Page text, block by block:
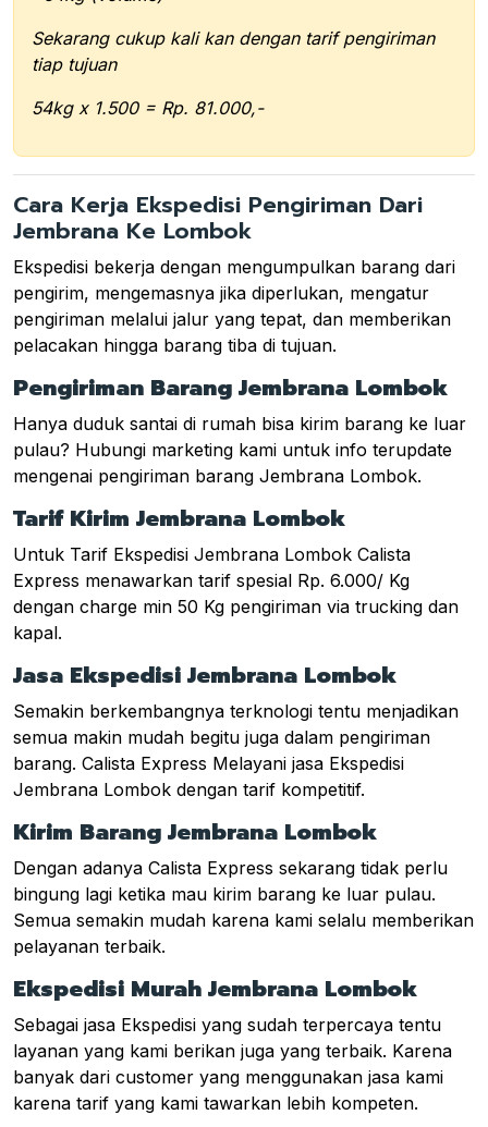
Sekarang cukup kali kan dengan tarif pengiriman
tiap tujuan
54kg x 1.500 = Rp. 81.000,-
Cara Kerja Ekspedisi Pengiriman Dari
Jembrana Ke Lombok
Ekspedisi bekerja dengan mengumpulkan barang dari
pengirim, mengemasnya jika diperlukan, mengatur
pengiriman melalui jalur yang tepat, dan memberikan
pelacakan hingga barang tiba di tujuan.
Pengiriman Barang Jembrana Lombok
Hanya duduk santai di rumah bisa kirim barang ke luar
pulau? Hubungi marketing kami untuk info terupdate
mengenai pengiriman barang Jembrana Lombok.
Tarif Kirim Jembrana Lombok
Untuk Tarif Ekspedisi Jembrana Lombok Calista
Express menawarkan tarif spesial Rp. 6.000/ Kg
dengan charge min 50 Kg pengiriman via trucking dan
kapal.
Jasa Ekspedisi Jembrana Lombok
Semakin berkembangnya terknologi tentu menjadikan
semua makin mudah begitu juga dalam pengiriman
barang. Calista Express Melayani jasa Ekspedisi
Jembrana Lombok dengan tarif kompetitif.
Kirim Barang Jembrana Lombok
Dengan adanya Calista Express sekarang tidak perlu
bingung lagi ketika mau kirim barang ke luar pulau.
Semua semakin mudah karena kami selalu memberikan
pelayanan terbaik.
Ekspedisi Murah Jembrana Lombok
Sebagai jasa Ekspedisi yang sudah terpercaya tentu
layanan yang kami berikan juga yang terbaik. Karena
banyak dari customer yang menggunakan jasa kami
karena tarif yang kami tawarkan lebih kompeten.